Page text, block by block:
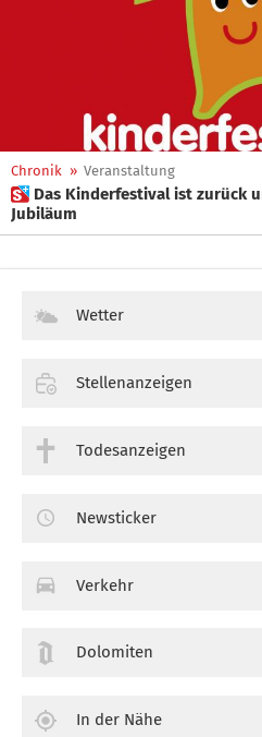
Chronik » Veranstaltung
 Das Kinderfestival ist zurück und feiert 30-jähriges
Jubiläum
Wetter
Stellenanzeigen
Todesanzeigen
Newsticker
Verkehr
Dolomiten
In der Nähe